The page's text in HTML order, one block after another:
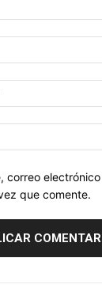
correo
que comente.